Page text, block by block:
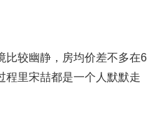
比较幽静，房均价差不多在6
程里宋喆都是一个人默默走